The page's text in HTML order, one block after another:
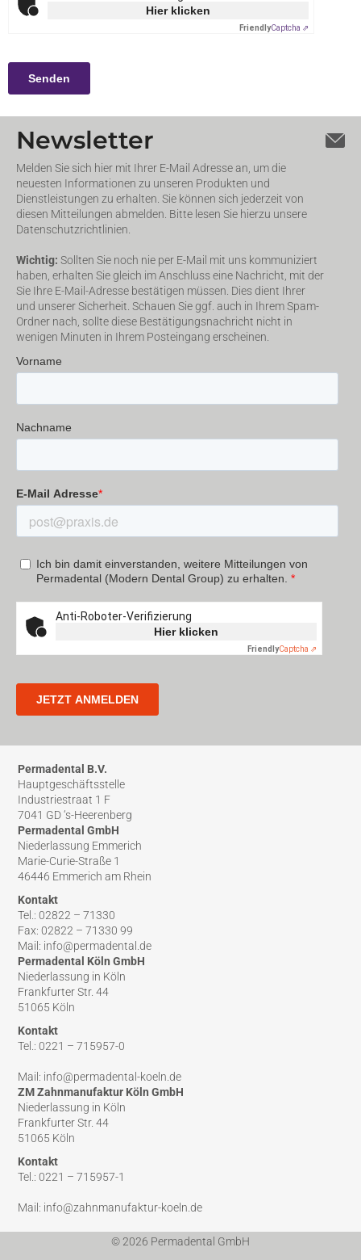
Newsletter
Melden Sie sich hier mit Ihrer E-Mail Adresse an, um die
neuesten Informationen zu unseren Produkten und
Dienstleistungen zu erhalten. Sie können sich jederzeit von
diesen Mitteilungen abmelden. Bitte lesen Sie hierzu unsere
Datenschutzrichtlinien.
Wichtig: Sollten Sie noch nie per E-Mail mit uns kommuniziert
haben, erhalten Sie gleich im Anschluss eine Nachricht, mit der
Sie Ihre E-Mail-Adresse bestätigen müssen. Dies dient Ihrer
und unserer Sicherheit. Schauen Sie ggf. auch in Ihrem Spam-
Ordner nach, sollte diese Bestätigungsnachricht nicht in
wenigen Minuten in Ihrem Posteingang erscheinen.
Permadental B.V.
Hauptgeschäftsstelle
Industriestraat 1 F
7041 GD ‘s-Heerenberg
Permadental GmbH
Niederlassung Emmerich
Marie-Curie-Straße 1
46446 Emmerich am Rhein
Kontakt
Tel.: 02822 – 71330
Fax: 02822 – 71330 99
Mail: info@permadental.de
Permadental Köln GmbH
Niederlassung in Köln
Frankfurter Str. 44
51065 Köln
Kontakt
Tel.: 0221 – 715957-0
Mail: info@permadental-koeln.de
ZM Zahnmanufaktur Köln GmbH
Niederlassung in Köln
Frankfurter Str. 44
51065 Köln
Kontakt
Tel.: 0221 – 715957-1
Mail: info@zahnmanufaktur-koeln.de
© 2026 Permadental GmbH